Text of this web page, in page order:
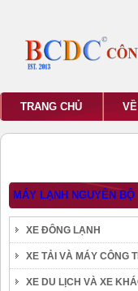
TRANG CHỦ
MÁY LẠNH NGUYÊN BỘ
XE ĐÔNG LẠNH
XE TẢI VÀ MÁY CÔNG
XE DU LỊCH VÀ XE